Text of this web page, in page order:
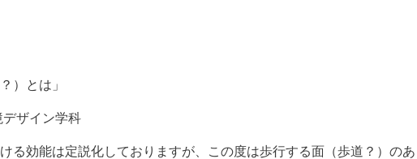
）とは」
デザイン学科
る効能は定説化しておりますが、この度は歩行する面 （歩道？）のあ